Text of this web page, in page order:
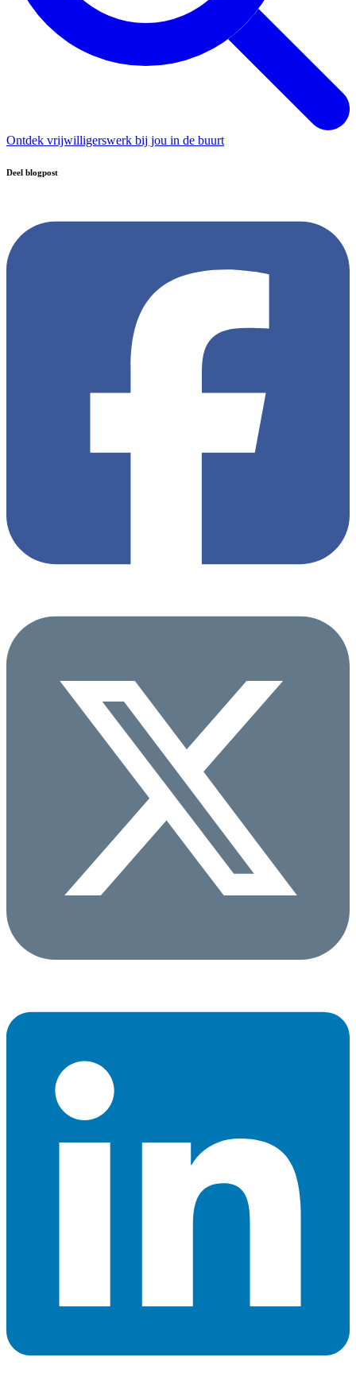
Ontdek vrijwilligerswerk bij jou in de buurt
Deel blogpost